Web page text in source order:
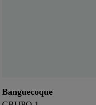
Banguecoque